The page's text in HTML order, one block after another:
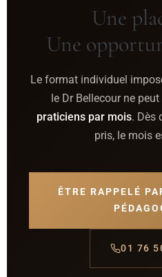
Une
Une
Le format individuel
le Dr Bellecour ne
praticiens par mois. Dès
pris, le mois
ÊTRE RAPPELÉ
01 76